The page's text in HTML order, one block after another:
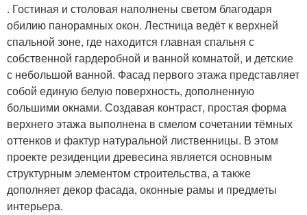
. Гостиная и столовая наполнены светом благодаря
обилию панорамных окон. Лестница ведёт к верхней
спальной зоне, где находится главная спальня с
собственной гардеробной и ванной комнатой, и детские
с небольшой ванной. Фасад первого этажа представляет
собой единую белую поверхность, дополненную
большими окнами. Создавая контраст, простая форма
верхнего этажа выполнена в смелом сочетании тёмных
оттенков и фактур натуральной лиственницы. В этом
проекте резиденции древесина является основным
структурным элементом строительства, а также
дополняет декор фасада, оконные рамы и предметы
интерьера.